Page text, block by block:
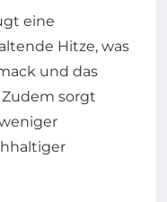
eine
Hitze, was
und das
sorgt